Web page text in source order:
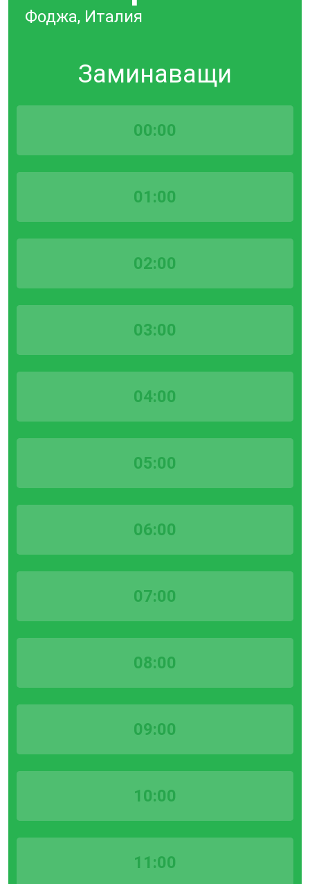
Фоджа, Италия
Заминаващи
00:00
01:00
02:00
03:00
04:00
05:00
06:00
07:00
08:00
09:00
10:00
11:00